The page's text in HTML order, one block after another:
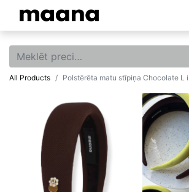
All Products Polstērēta matu stīpiņa Chocolate L